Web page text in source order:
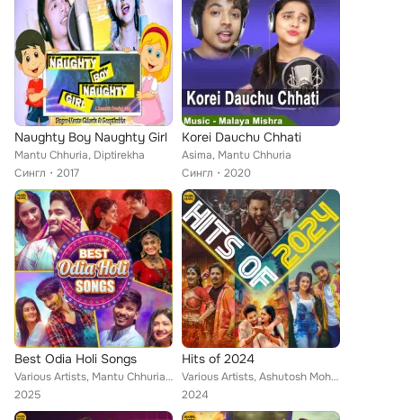
Naughty Boy Naughty Girl
Mantu Chhuria, Diptirekha
Сингл
2017
Korei Dauchu Chhati
Asima, Mantu Chhuria
Сингл
2020
Best Odia Holi Songs
Various Artists, Mantu Chhuria, Ashish Pradhan, S jitu, Javed Ali, Jayadev Mishra, Abinash Dash, Humane Sagar, Aseema Panda, Kul...
2025
Hits of 2024
Various Artists, Ashutosh Mohanty, Aseema Panda, S Jitu, Ananya Sritam Nanda, Javed Ali, Abhijit Majumdar, Babushaan Mohanty, Ku...
2024